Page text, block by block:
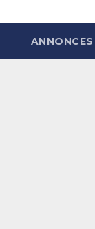
ANNONCES